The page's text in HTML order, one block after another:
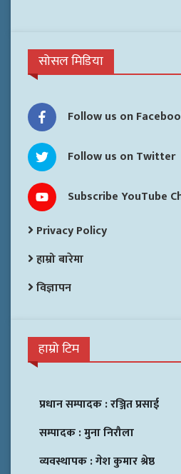
सोसल मिडिया
Follow us on
Follow us on Twitter
Subscribe YouTube
Privacy Policy
हाम्रो बारेमा
विज्ञापन
हाम्रो टिम
प्रधान सम्पादक :रञ्जित प्रसाई
सम्पादक :मुना निरौला
व्यवस्थापक :गेश कुमार श्रेष्ठ